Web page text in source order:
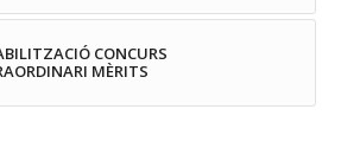
CONCURS
MÈRITS